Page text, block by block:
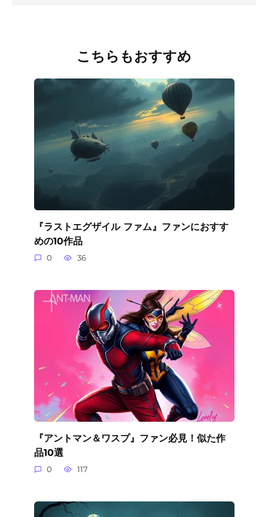
こちらもおすすめ
『ラストエグザイル ファム』ファンにおすす
めの10作品
0 36
『アントマン＆ワスプ』ファン必見！似た作
品10選
0 117